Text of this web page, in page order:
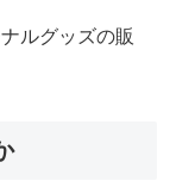
ルグッズの販